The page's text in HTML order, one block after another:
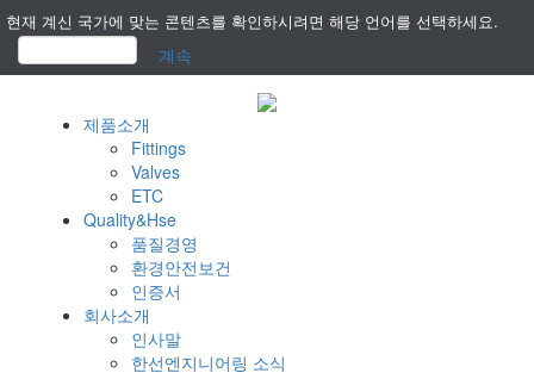
현재 계신 국가에 맞는 콘텐츠를 확인하시려면 해당 언어를 선택하세요.
계속
제품소개
Fittings
Valves
ETC
Quality&Hse
품질경영
환경안전보건
인증서
회사소개
인사말
한선엔지니어링 소식